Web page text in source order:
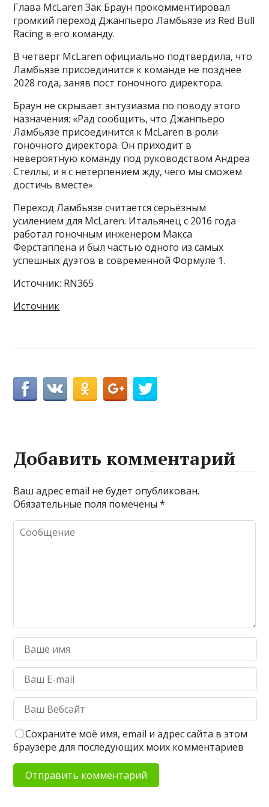
Глава McLaren Зак Браун прокомментировал
громкий переход Джанпьеро Ламбьязе из Red Bull
Racing в его команду.
В четверг McLaren официально подтвердила, что
Ламбьязе присоединится к команде не позднее
2028 года, заняв пост гоночного директора.
Браун не скрывает энтузиазма по поводу этого
назначения: «Рад сообщить, что Джанпьеро
Ламбьязе присоединится к McLaren в роли
гоночного директора. Он приходит в
невероятную команду под руководством Андреа
Стеллы, и я с нетерпением жду, чего мы сможем
достичь вместе».
Переход Ламбьязе считается серьёзным
усилением для McLaren. Итальянец с 2016 года
работал гоночным инженером Макса
Ферстаппена и был частью одного из самых
успешных дуэтов в современной Формуле 1.
Источник: RN365
Источник
Добавить комментарий
Ваш адрес email не будет опубликован.
Обязательные поля помечены*
Сохраните моё имя, email и адрес сайта в этом
браузере для последующих моих комментариев